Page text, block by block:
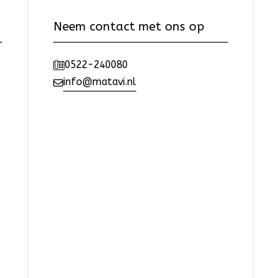
Neem contact met ons op
0522-240080
info@matavi.nl